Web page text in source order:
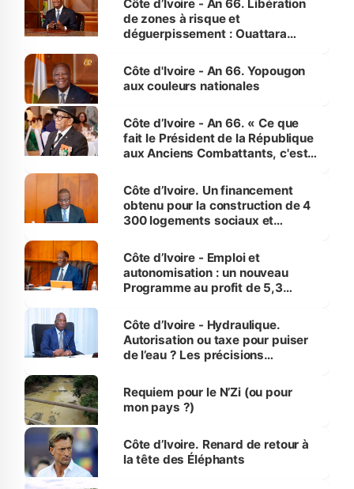
Côte d’Ivoire - An 66. Libération
de zones à risque et
déguerpissement : Ouattara
l'Etat de droit pour préserver les
vies humaines »
Côte d'Ivoire - An 66. Yopougon
aux couleurs nationales
Côte d’Ivoire - An 66. « Ce que
fait le Président de la République
aux Anciens Combattants, c'est
Côte d’Ivoire. Un financement
obtenu pour la construction de 4
300 logements sociaux et
et Yamoussoukro
Côte d’Ivoire - Emploi et
autonomisation : un nouveau
Programme au profit de 5,3
Côte d’Ivoire - Hydraulique.
Autorisation ou taxe pour puiser
de l’eau ? Les précisions
Requiem pour le N’Zi (ou pour
mon pays ?)
Côte d’Ivoire. Renard de retour à
la tête des Éléphants